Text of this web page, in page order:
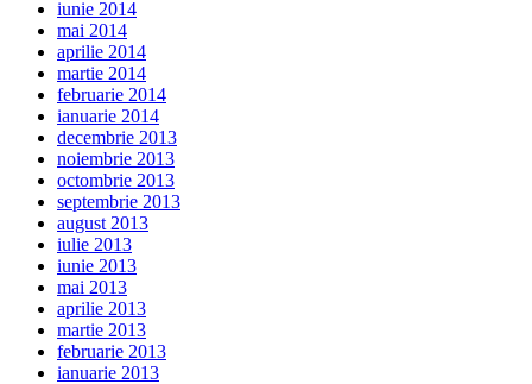
iunie 2014
mai 2014
aprilie 2014
martie 2014
februarie 2014
ianuarie 2014
decembrie 2013
noiembrie 2013
octombrie 2013
septembrie 2013
august 2013
iulie 2013
iunie 2013
mai 2013
aprilie 2013
martie 2013
februarie 2013
ianuarie 2013